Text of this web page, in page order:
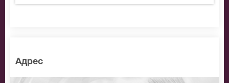
доступной цене.
Адрес